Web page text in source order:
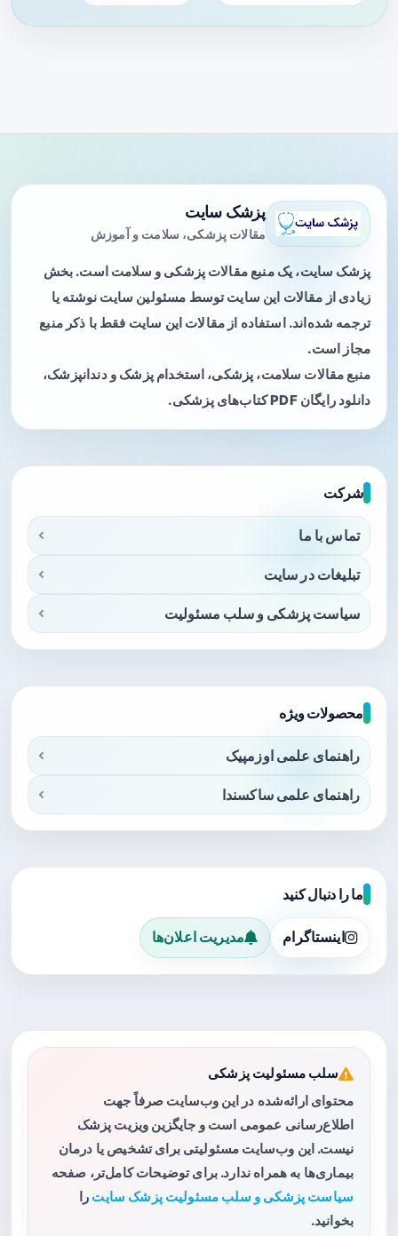
پزشک سایت
مقالات پزشکی، سلامت و آموزش
پزشک سایت، یک منبع مقالات پزشکی و سلامت است. بخش
زیادی از مقالات این سایت توسط مسئولین سایت نوشته یا
ترجمه شده‌اند. استفاده از مقالات این سایت فقط با ذکر منبع
مجاز است.
منبع مقالات سلامت، پزشکی، استخدام پزشک و دندانپزشک،
دانلود رایگان PDF کتاب‌های پزشکی.
شرکت
تماس با ما
تبلیغات در سایت
سیاست پزشکی و سلب مسئولیت
محصولات ویژه
راهنمای علمی اوزمپیک
راهنمای علمی ساکسندا
ما را دنبال کنید
اینستاگرام مدیریت اعلان‌ها
سلب مسئولیت پزشکی
محتوای ارائه‌شده در این وب‌سایت صرفاً جهت
اطلاع‌رسانی عمومی است و جایگزین ویزیت پزشک
نیست. این وب‌سایت مسئولیتی برای تشخیص یا درمان
بیماری‌ها به همراه ندارد. برای توضیحات کامل‌تر، صفحه
سیاست پزشکی و سلب مسئولیت پزشک سایت را
بخوانید.